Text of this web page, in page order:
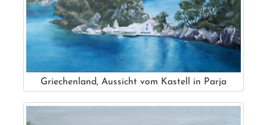
Griechenland, Aussicht vom Kastell in Parja